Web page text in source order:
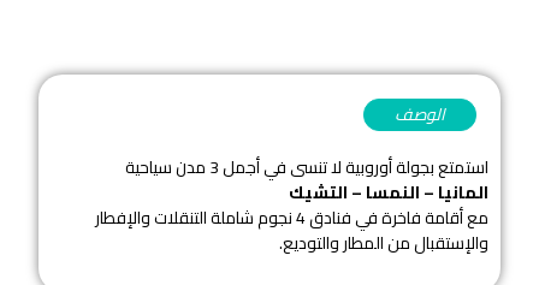
الوصف
استمتع بجولة أوروبية لا تنسى في أجمل 3 مدن سياحية
المانيا – النمسا – التشيك
مع أقامة فاخرة في فنادق 4 نجوم شاملة التنقلات والإفطار
والإستقبال من المطار والتوديع.